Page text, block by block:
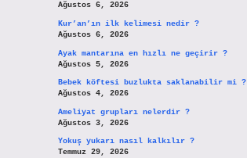
Ağustos 6, 2026
Kur’an’ın ilk kelimesi nedir ?
Ağustos 6, 2026
Ayak mantarına en hızlı ne geçirir ?
Ağustos 5, 2026
Bebek köftesi buzlukta saklanabilir mi ?
Ağustos 4, 2026
Ameliyat grupları nelerdir ?
Ağustos 3, 2026
Yokuş yukarı nasıl kalkılır ?
Temmuz 29, 2026